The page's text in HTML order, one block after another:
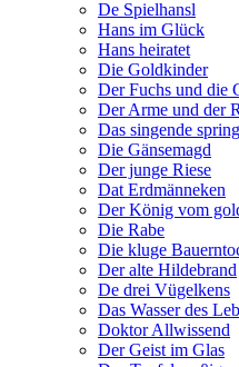
De Spielhansl
Hans im Glück
Hans heiratet
Die Goldkinder
Der Fuchs und die
Der Arme und der
Das singende
Die Gänsemagd
Der junge Riese
Dat Erdmänneken
Der König vom
Die Rabe
Die kluge
Der alte Hildebrand
De drei Vügelkens
Das Wasser des
Doktor Allwissend
Der Geist im Glas